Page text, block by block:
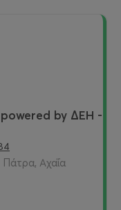
powered by ΔΕΗ -
Αχαΐα